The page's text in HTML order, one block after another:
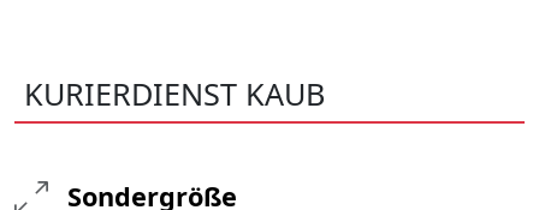
KURIERDIENST KAUB
Sondergröße